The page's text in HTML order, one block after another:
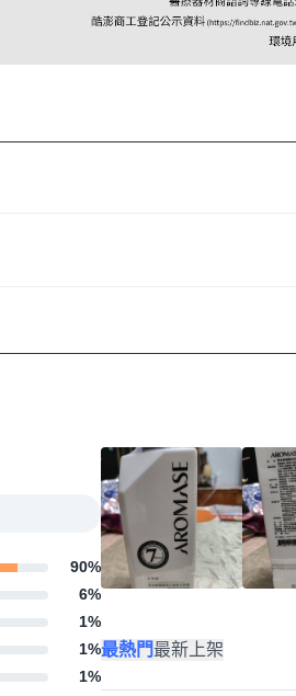
90%
6%
1%
1%
1%
最熱門最新上架